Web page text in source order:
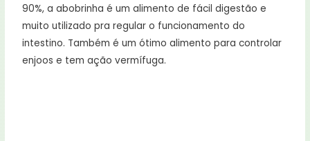
90%, a abobrinha é um alimento de fácil digestão e
muito utilizado pra regular o funcionamento do
intestino. Também é um ótimo alimento para controlar
enjoos e tem ação vermífuga.